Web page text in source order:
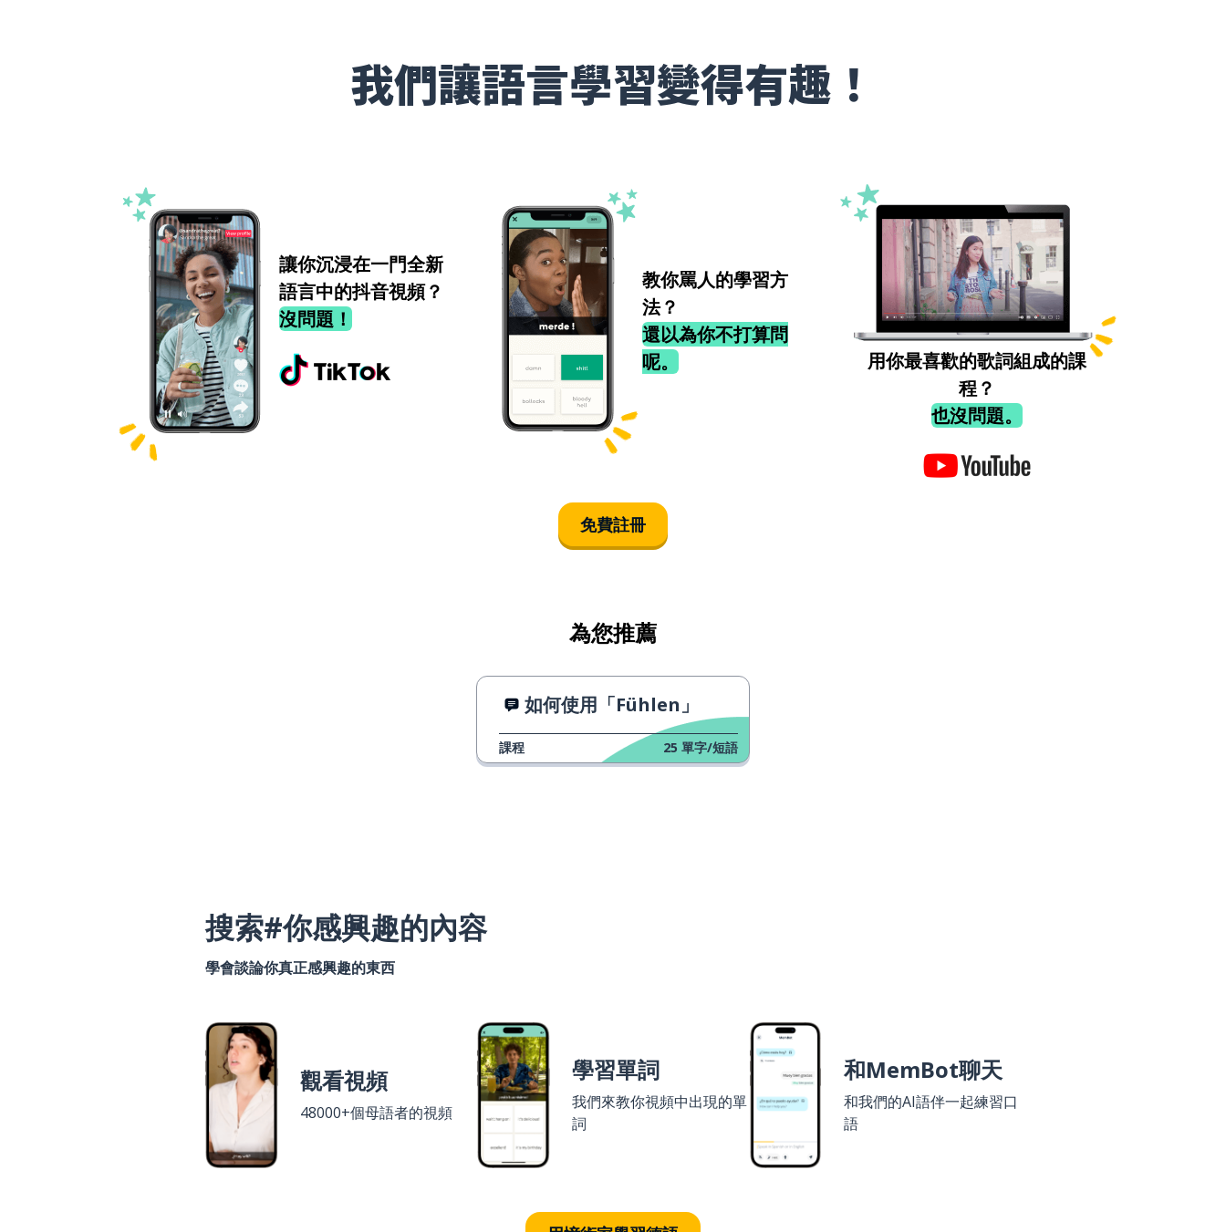
我們讓語言學習變得有趣！
讓你沉浸在一門全新
語言中的抖音視頻？
沒問題！
教你罵人的學習方
法？
還以為你不打算問
呢。
用你最喜歡的歌詞組成的課
程？
也沒問題。
免費註冊
為您推薦
如何使用「Fühlen」
課程 25 單字/短語
搜索#你感興趣的內容
學會談論你真正感興趣的東西
觀看視頻
48000+個母語者的視頻
學習單詞
我們來教你視頻中出現的單
詞
和MemBot聊天
和我們的AI語伴一起練習口
語